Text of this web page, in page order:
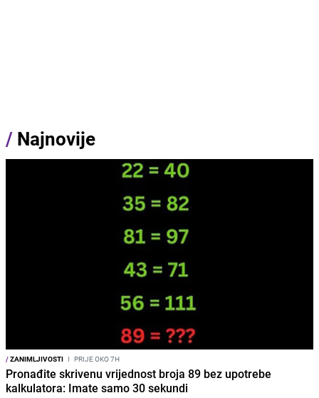
/ Najnovije
/ZANIMLJIVOSTI I PRIJE OKO 7H
Pronađite skrivenu vrijednost broja 89 bez upotrebe
kalkulatora: Imate samo 30 sekundi